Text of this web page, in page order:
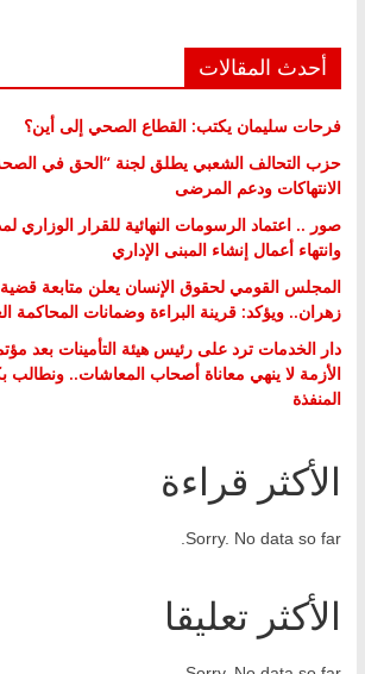
أحدث المقالات
فرحات سليمان يكتب: القطاع الصحي إلى أين؟
حزب التحالف الشعبي يطلق لجنة “الحق في
الانتهاكات ودعم المرضى
صور .. اعتماد الرسومات النهائية للقرار الوزاري
وانتهاء أعمال إنشاء المبنى الإداري
المجلس القومي لحقوق الإنسان يعلن متابعة
زهران.. ويؤكد: قرينة البراءة وضمانات المحاكمة
دار الخدمات ترد على رئيس هيئة التأمينات بعد
الأزمة لا ينهي معاناة أصحاب المعاشات..
المنفذة
الأكثر قراءة
Sorry. No data so far.
الأكثر تعليقا